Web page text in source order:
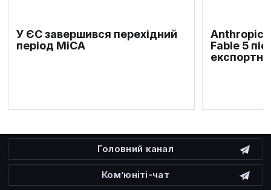
У ЄС завершився перехідний
період MiCA
Anthropic
Fable 5
Головний канал
Ком’юніті-чат